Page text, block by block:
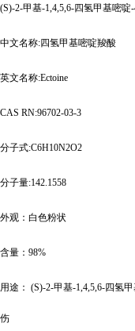
(S)-2-甲基-1,4,5,6-四氢甲基嘧啶
中文名称:四氢甲基嘧啶羧酸
英文名称:Ectoine
CAS RN:96702-03-3
分子式:C6H10N2O2
分子量:142.1558
外观：白色粉状
含量： 98%
用途： (S)-2-甲基-1,4,5,6-四氢
伤